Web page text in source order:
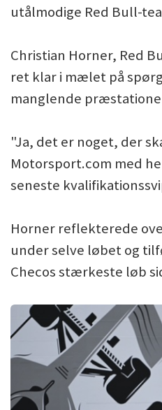
utålmodige Red Bull-
Christian Horner, Red
ret klar i mælet på
manglende
"Ja, det er noget, der
Motorsport.com med
seneste
Horner reflekterede
under selve løbet og
Checos stærkeste løb